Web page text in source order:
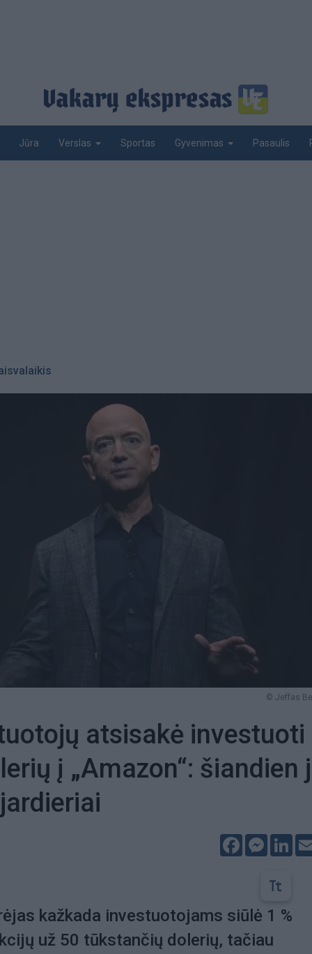
Jūra Verslas Sportas Gyvenimas Pasaulis
© Jeffas
atsisakė investuoti
į „Amazon“: šiandien
Facebook
kažkada investuotojams siūlė 1 %
už 50 tūkstančių dolerių, tačiau